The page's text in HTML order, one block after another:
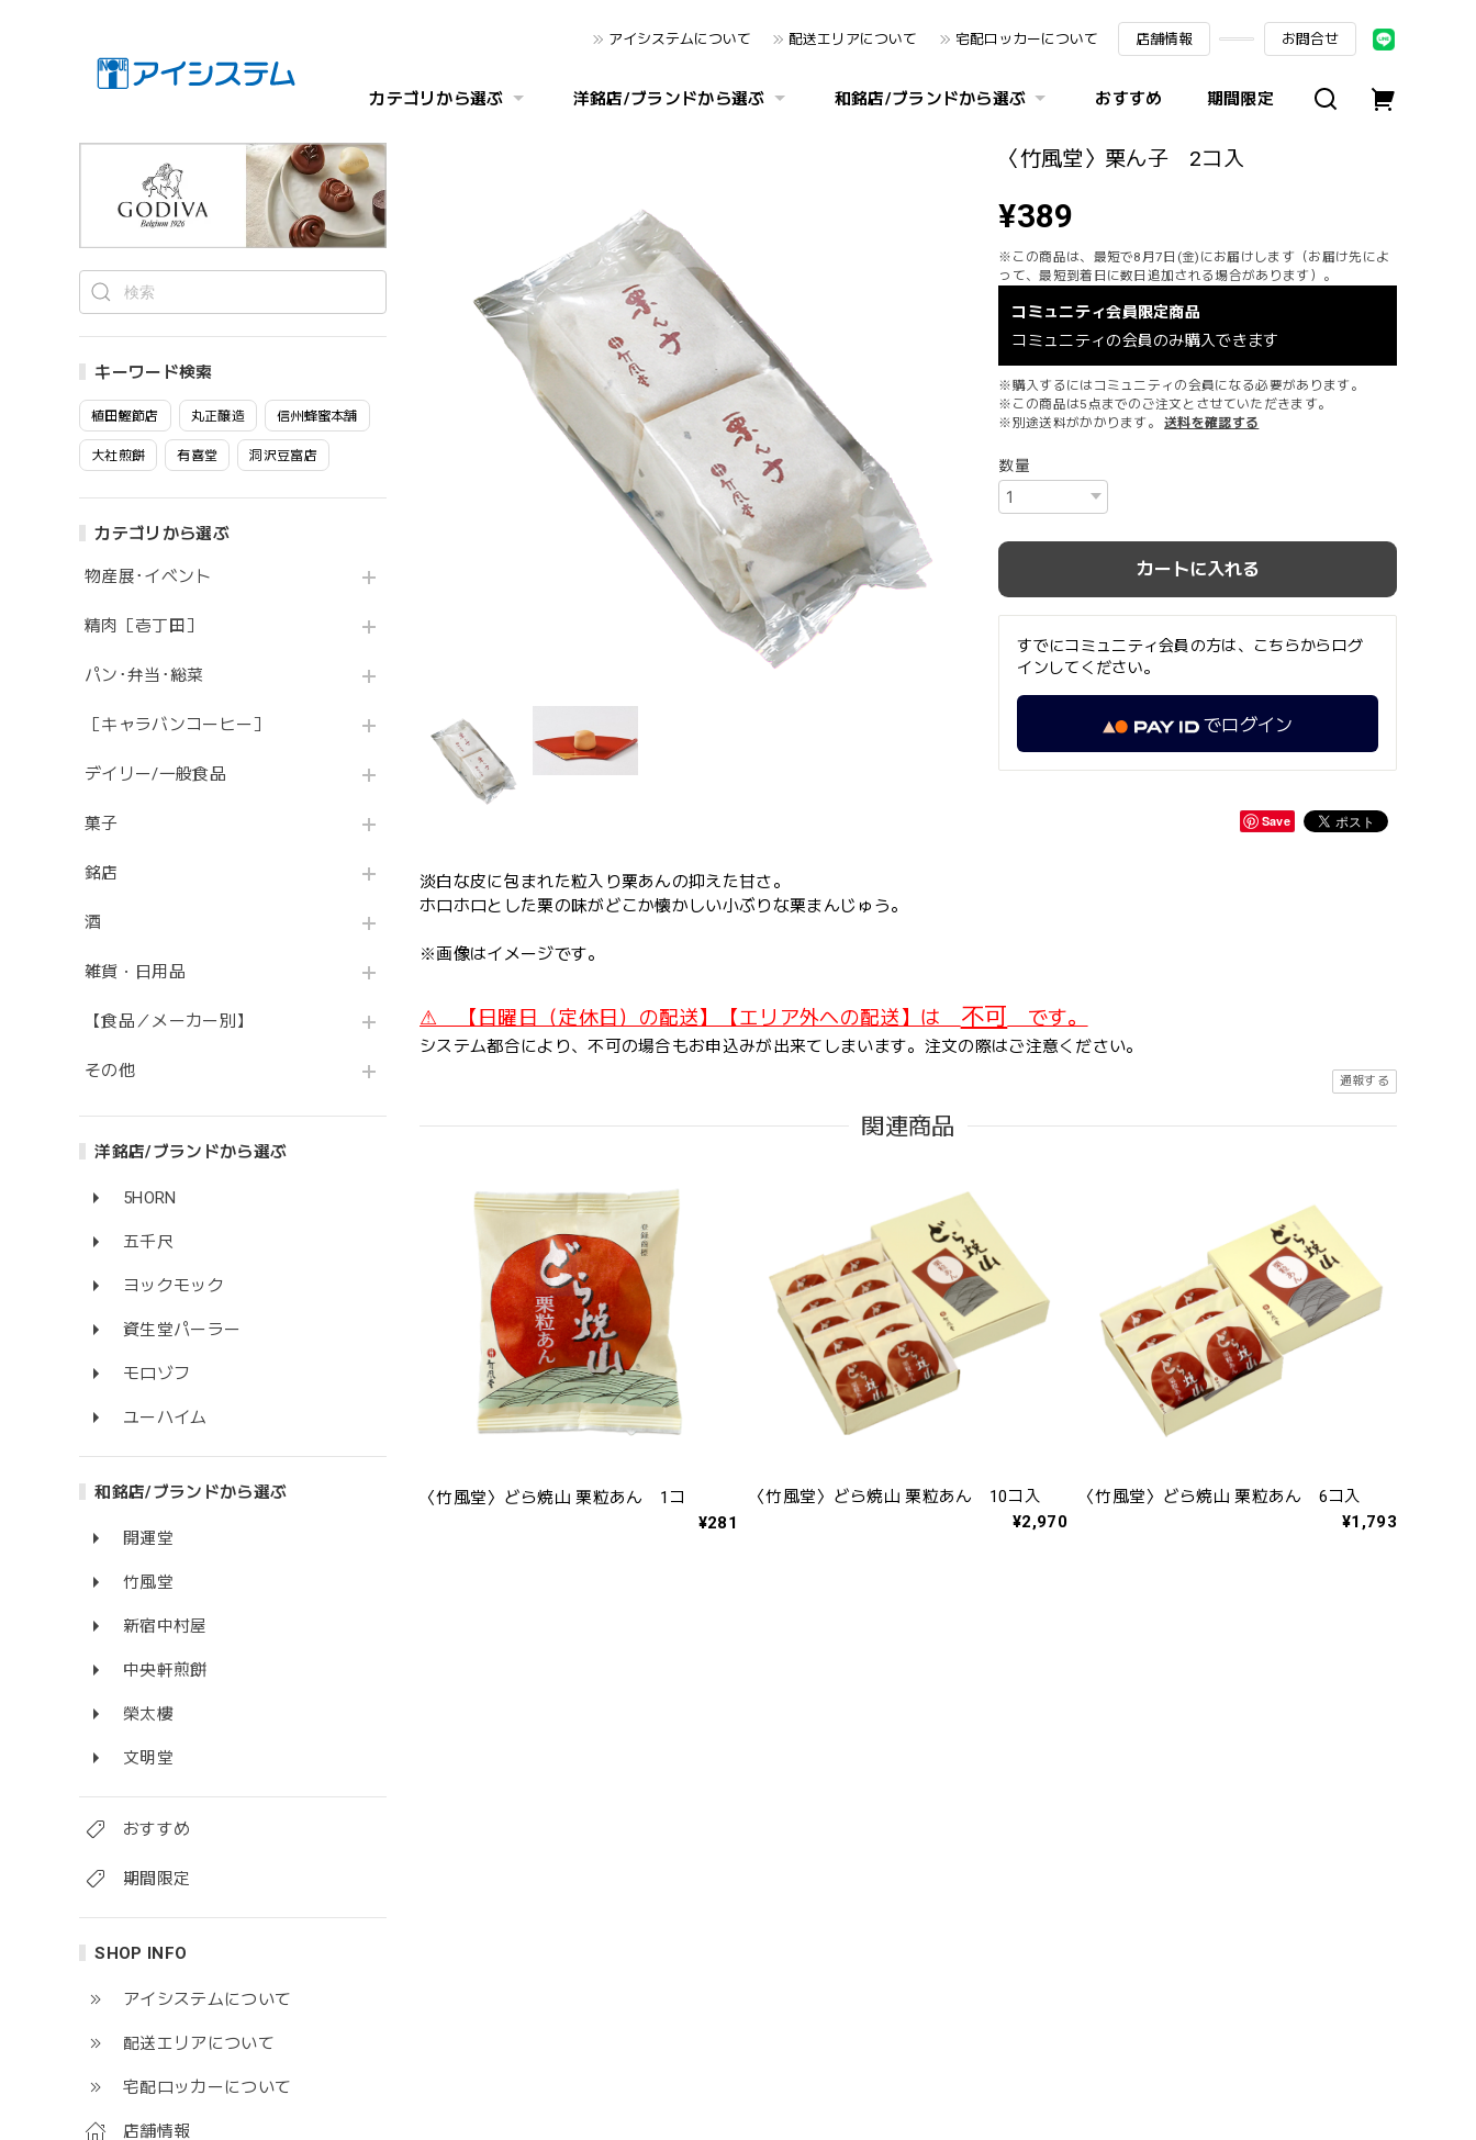
アイシステムについて 配送エリアについて 宅配ロッカーについて 店舗情報 お問合せ
カテゴリから選ぶ 洋銘店/ブランドから選ぶ 和銘店/ブランドから選ぶ おすすめ 期間限定
キーワード検索
植田鰹節店 丸正醸造 信州蜂蜜本舗
大社煎餅 有喜堂 洞沢豆富店
カテゴリから選ぶ
物産展･イベント
精肉［壱丁田］
パン･弁当･総菜
［キャラバンコーヒー］
デイリー/一般食品
菓子
銘店
酒
雑貨・日用品
【食品／メーカー別】
その他
洋銘店/ブランドから選ぶ
5HORN
五千尺
ヨックモック
資生堂パーラー
モロゾフ
ユーハイム
和銘店/ブランドから選ぶ
開運堂
竹風堂
新宿中村屋
中央軒煎餅
榮太樓
文明堂
おすすめ
期間限定
SHOP INFO
アイシステムについて
配送エリアについて
宅配ロッカーについて
店舗情報
〈竹風堂〉栗ん子 2コ入
¥389
※この商品は、最短で8月7日(金)にお届けします（お届け先によ
って、最短到着日に数日追加される場合があります）。
コミュニティ会員限定商品
コミュニティの会員のみ購入できます
※購入するにはコミュニティの会員になる必要があります。
※この商品は5点までのご注文とさせていただきます。
※別途送料がかかります。
送料を確認する
数量
カートに入れる
すでにコミュニティ会員の方は、こちらからログ
インしてください。
でログイン
Save
淡白な皮に包まれた粒入り栗あんの抑えた甘さ。
ホロホロとした栗の味がどこか懐かしい小ぶりな栗まんじゅう。
※画像はイメージです。
⚠ 【日曜日（定休日）の配送】【エリア外への配送】は 不可 です。
システム都合により、不可の場合もお申込みが出来てしまいます。注文の際はご注意ください。
通報する
関連商品
〈竹風堂〉どら焼山 栗粒あん 1コ
¥281
〈竹風堂〉どら焼山 栗粒あん 10コ入
¥2,970
〈竹風堂〉どら焼山 栗粒あん 6コ入
¥1,793